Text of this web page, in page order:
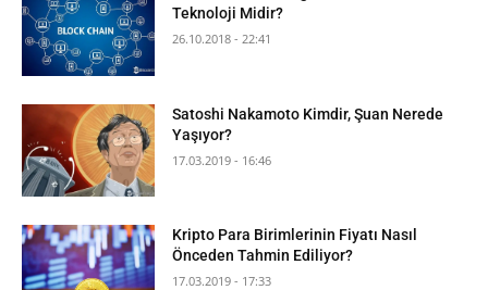
Teknoloji Midir?
26.10.2018 - 22:41
Satoshi Nakamoto Kimdir, Şuan Nerede
Yaşıyor?
17.03.2019 - 16:46
Kripto Para Birimlerinin Fiyatı Nasıl
Önceden Tahmin Ediliyor?
17.03.2019 - 17:33